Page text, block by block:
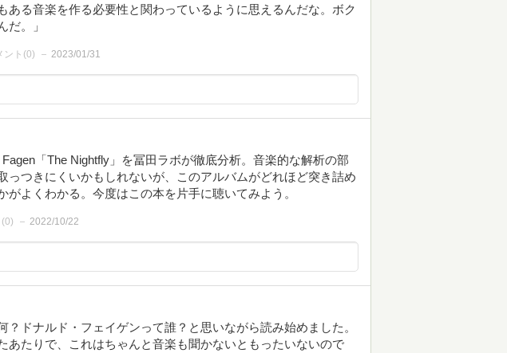
ある音楽を作る必要性と関わっているように思えるんだな。ボク
だ。」
ント(0) 2023/01/31
「The Nightfly」を冨田ラボが徹底分析。音楽的な解析の部
っつきにくいかもしれないが、このアルバムがどれほど突き詰め
がよくわかる。今度はこの本を片手に聴いてみよう。
(0) 2022/10/22
？ドナルド・フェイゲンって誰？と思いながら読み始めました。
あたりで、これはちゃんと音楽も聞かないともったいないので